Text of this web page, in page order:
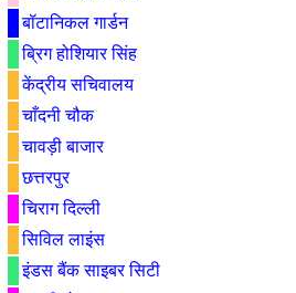
बॉटानिकल गार्डन
ब्रिग होशियार सिंह
केंद्रीय सचिवालय
चाँदनी चौक
चावड़ी बाजार
छत्तरपुर
चिराग दिल्ली
सिविल लाइंस
इंडस बैंक साइबर सिटी